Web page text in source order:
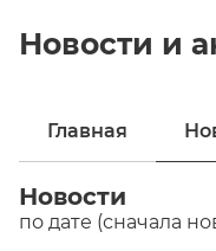
Новости и
Главная
Новости
по дате (сначала